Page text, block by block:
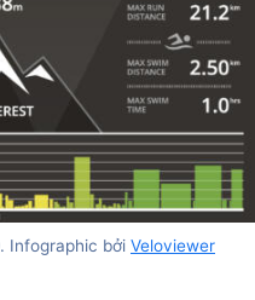
Infographic bởi Veloviewer